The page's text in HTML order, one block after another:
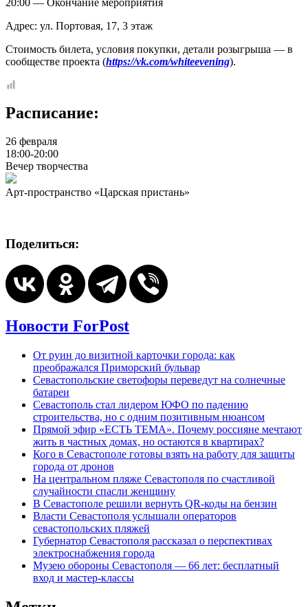
Адрес: ул. Портовая, 17, 3 этаж
Стоимость билета, условия покупки, детали розыгрыша — в
сообществе проекта (https://vk.com/whiteevening).
Расписание:
26 февраля
18:00-20:00
Вечер творчества
Арт-пространство «Царская пристань»
Поделиться:
Новости ForPost
От руин до визитной карточки города: как
преображался Приморский бульвар
Севастопольские светофоры переведут на солнечные
батареи
Севастополь стал лидером ЮФО по падению
строительства, но с одним позитивным нюансом
Прямой эфир «ЕСТЬ ТЕМА». Почему россияне мечтают
жить в частных домах, но остаются в квартирах?
Кого в Севастополе готовы взять на работу для защиты
города от дронов
На центральном пляже Севастополя по счастливой
случайности спасли женщину
В Севастополе решили вернуть QR-коды на бензин
Власти Севастополя услышали операторов
севастопольских пляжей
Губернатор Севастополя рассказал о перспективах
электроснабжения города
Музею обороны Севастополя — 66 лет: бесплатный
вход и мастер-классы